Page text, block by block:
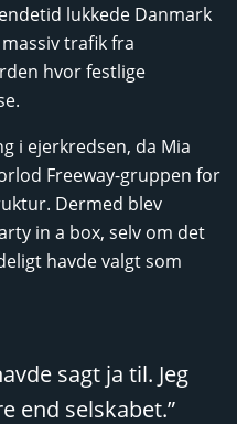
lukkede Danmark
trafik fra
hvor festlige
i ejerkredsen, da Mia
Freeway-gruppen for
Dermed blev
in a box, selv om det
havde valgt som
sagt ja til. Jeg
end selskabet.”